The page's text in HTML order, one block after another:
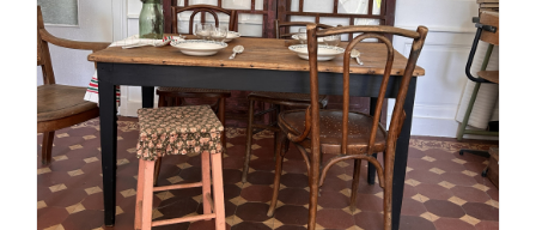
AJOUTER AU PANIER / DÉTAILS